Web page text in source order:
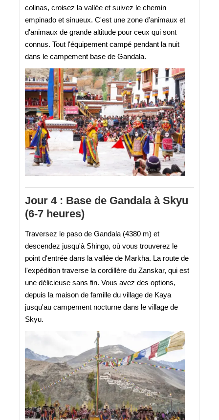
colinas, croisez la vallée et suivez le chemin
empinado et sinueux. C'est une zone d'animaux et
d'animaux de grande altitude pour ceux qui sont
connus. Tout l'équipement campé pendant la nuit
dans le campement base de Gandala.
Jour 4 : Base de Gandala à Skyu
(6-7 heures)
Traversez le paso de Gandala (4380 m) et
descendez jusqu'à Shingo, où vous trouverez le
point d'entrée dans la vallée de Markha. La route de
l'expédition traverse la cordillère du Zanskar, qui est
une délicieuse sans fin. Vous avez des options,
depuis la maison de famille du village de Kaya
jusqu'au campement nocturne dans le village de
Skyu.